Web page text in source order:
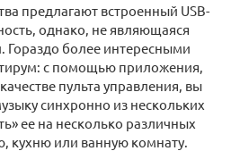
предлагают встроенный USB-
однако, не являющаяся
более интересными
с помощью приложения,
пульта управления, вы
синхронно из нескольких
ее на несколько различных
кухню или ванную комнату.